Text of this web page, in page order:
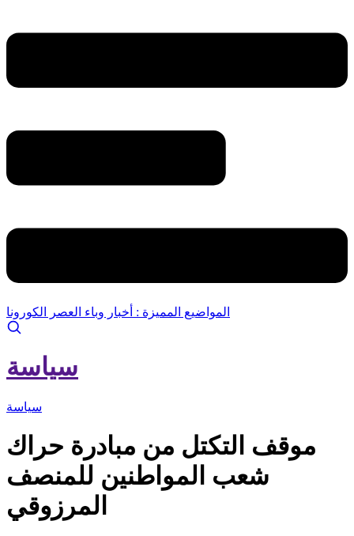
المواضيع المميزة : أخبار وباء العصر الكورونا
سياسة
سياسة
موقف التكتل من مبادرة حراك
شعب المواطنين للمنصف
المرزوقي